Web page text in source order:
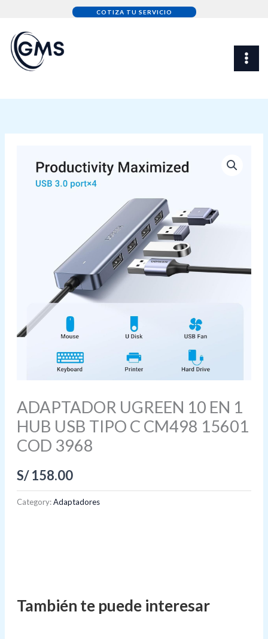
content
COTIZA TU SERVICIO
ADAPTADOR UGREEN 10 EN 1
HUB USB TIPO C CM498 15601
COD 3968
S/158.00
Category:Adaptadores